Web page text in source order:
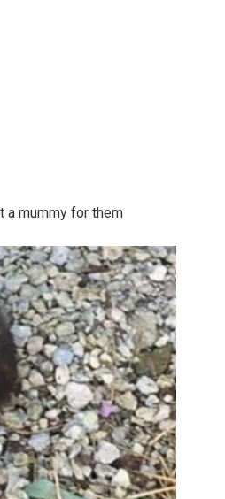
a mummy for them